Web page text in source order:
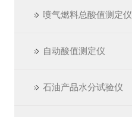
喷气燃料总酸值测定仪
自动酸值测定仪
石油产品水分试验仪